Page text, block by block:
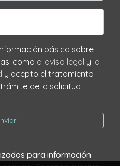
protección de datos asi como el aviso legal y la
y acepto el tratamiento
de la solicitud
para información